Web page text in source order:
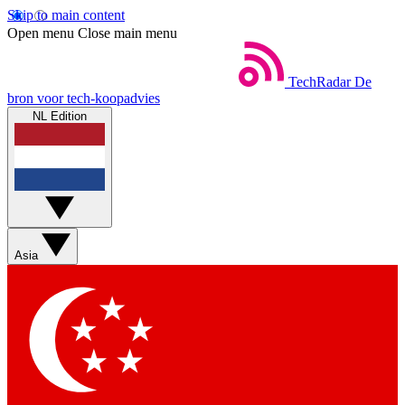
Skip to main content
Open menu Close main menu
TechRadar De
bron voor tech-koopadvies
NL Edition
Asia